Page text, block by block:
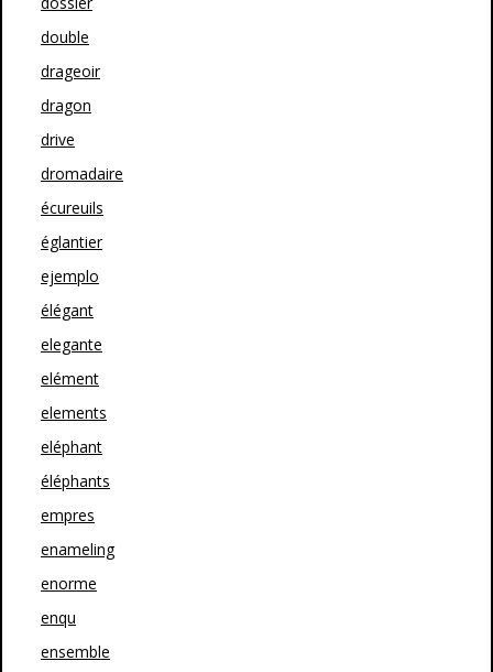
double
drageoir
dragon
drive
dromadaire
écureuils
églantier
ejemplo
élégant
elegante
elément
elements
eléphant
éléphants
empres
enameling
enorme
enqu
ensemble